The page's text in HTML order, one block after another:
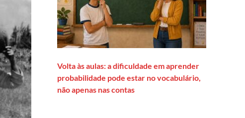
Volta às aulas: a dificuldade em aprender
probabilidade pode estar no vocabulário,
não apenas nas contas